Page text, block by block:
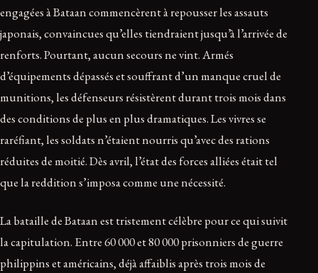
engagées à Bataan commencèrent à repousser les assauts
japonais, convaincues qu’elles tiendraient jusqu’à l’arrivée de
renforts. Pourtant, aucun secours ne vint. Armés
d’équipements dépassés et souffrant d’un manque cruel de
munitions, les défenseurs résistèrent durant trois mois dans
des conditions de plus en plus dramatiques. Les vivres se
raréfiant, les soldats n’étaient nourris qu’avec des rations
réduites de moitié. Dès avril, l’état des forces alliées était tel
que la reddition s’imposa comme une nécessité.
La bataille de Bataan est tristement célèbre pour ce qui suivit
la capitulation. Entre 60 000 et 80 000 prisonniers de guerre
philippins et américains, déjà affaiblis après trois mois de